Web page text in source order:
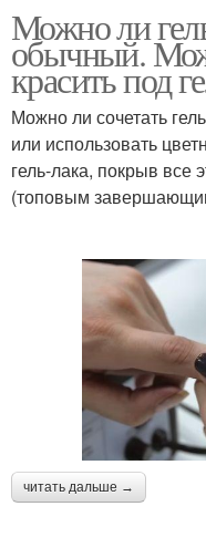
Можно ли
обычный.
красить под
Можно ли сочетать
или использовать
гель-лака, покрыв
(топовым
читать дальше →